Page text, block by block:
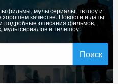
мультсериалы, тв шоу и
качестве. Новости и даты
подробные описания фильмов,
мультсериалов и телешоу.